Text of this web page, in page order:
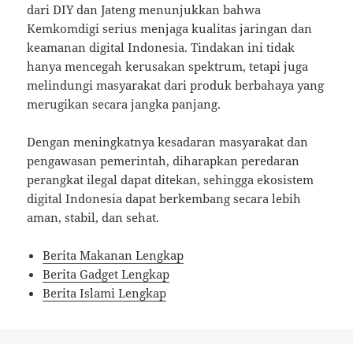
dari DIY dan Jateng menunjukkan bahwa
Kemkomdigi serius menjaga kualitas jaringan dan
keamanan digital Indonesia. Tindakan ini tidak
hanya mencegah kerusakan spektrum, tetapi juga
melindungi masyarakat dari produk berbahaya yang
merugikan secara jangka panjang.
Dengan meningkatnya kesadaran masyarakat dan
pengawasan pemerintah, diharapkan peredaran
perangkat ilegal dapat ditekan, sehingga ekosistem
digital Indonesia dapat berkembang secara lebih
aman, stabil, dan sehat.
Berita Makanan Lengkap
Berita Gadget Lengkap
Berita Islami Lengkap